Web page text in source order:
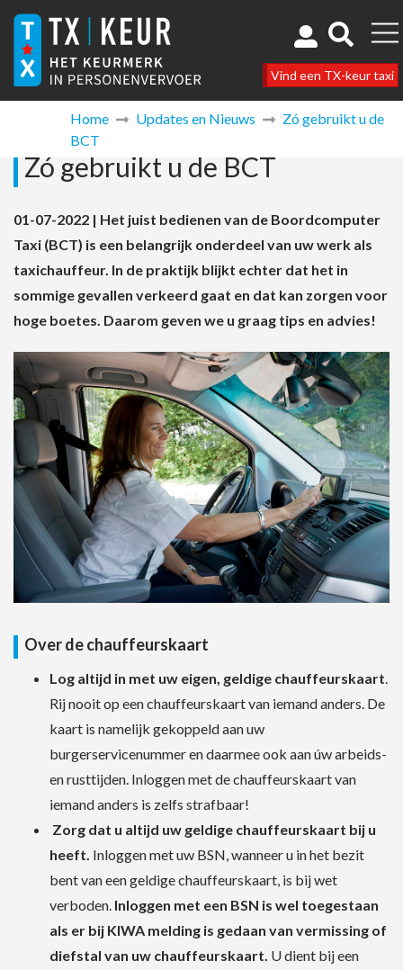
Vind een TX-keur taxi
Home Updates en Nieuws
Zó gebruikt u de
BCT
Zó gebruikt u de BCT
01-07-2022 | Het juist bedienen van de Boordcomputer
Taxi (BCT) is een belangrijk onderdeel van uw werk als
taxichauffeur. In de praktijk blijkt echter dat het in
sommige gevallen verkeerd gaat en dat kan zorgen voor
hoge boetes. Daarom geven we u graag tips en advies!
Over de chauffeurskaart
Log altijd in met uw eigen, geldige chauffeurskaart
Rij nooit op een chauffeurskaart van iemand anders. De
kaart is namelijk gekoppeld aan uw
burgerservicenummer en daarmee ook aan úw arbeids-
en rusttijden. Inloggen met de chauffeurskaart van
iemand anders is zelfs strafbaar!
Zorg dat u altijd uw geldige chauffeurskaart bij u
heeft. Inloggen met uw BSN, wanneer u in het bezit
bent van een geldige chauffeurskaart, is bij wet
verboden. Inloggen met een BSN is wel toegestaan
als er bij KIWA melding is gedaan van vermissing of
diefstal van uw chauffeurskaart. U dient bij een